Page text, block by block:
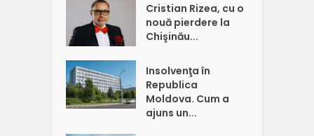
Cristian Rizea, cu o
nouă pierdere la
Chişinău...
Insolvenţa în
Republica
Moldova. Cum a
ajuns un...